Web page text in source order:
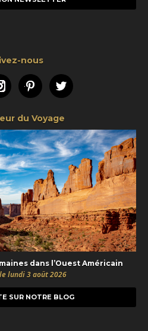
nous
InstagramPinterestTwitter
du Voyage
dans l’Ouest Américain
lundi 3 août 2026
SUR NOTRE BLOG